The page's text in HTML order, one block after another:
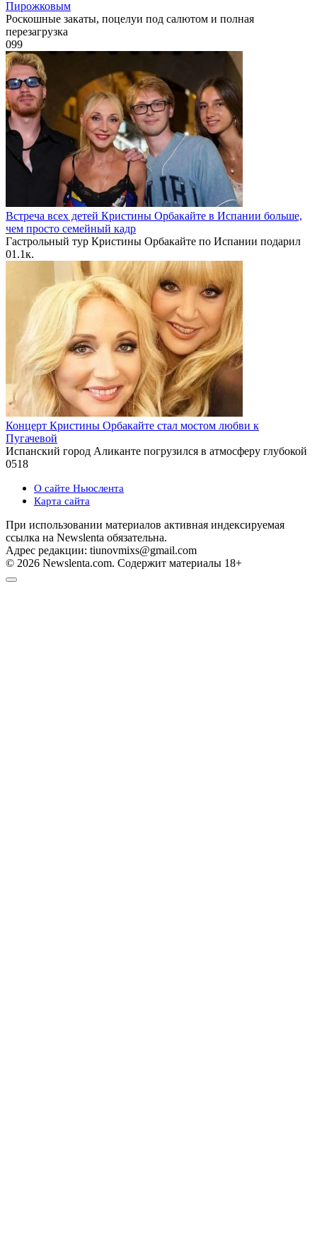
Пирожковым
Роскошные закаты, поцелуи под салютом и полная
перезагрузка
099
Встреча всех детей Кристины Орбакайте в Испании больше,
чем просто семейный кадр
Гастрольный тур Кристины Орбакайте по Испании подарил
01.1к.
Концерт Кристины Орбакайте стал мостом любви к
Пугачевой
Испанский город Аликанте погрузился в атмосферу глубокой
0518
О сайте Ньюслента
Карта сайта
При использовании материалов активная индексируемая
ссылка на Newslenta обязательна.
Адрес редакции: tiunovmixs@gmail.com
© 2026 Newslenta.com. Содержит материалы 18+